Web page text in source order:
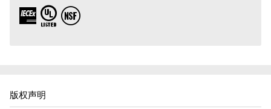
IECEx UL NSF
版权声明